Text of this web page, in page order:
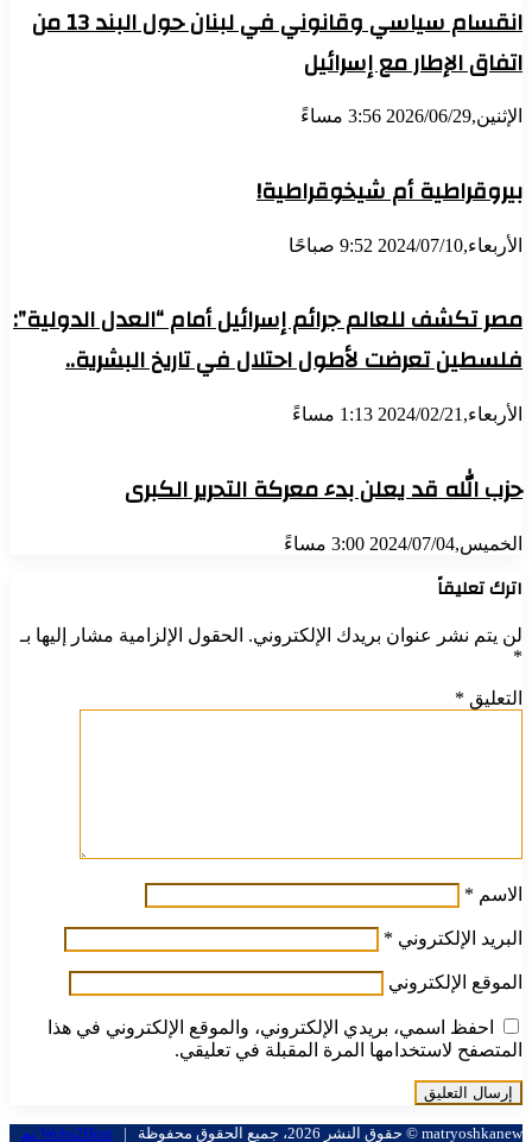
انقسام سياسي وقانوني في لبنان حول البند 13 من
اتفاق الإطار مع إسرائيل
الإثنين,2026/06/29 3:56 مساءً
بيروقراطية أم شيخوقراطية!
الأربعاء,2024/07/10 9:52 صباحًا
مصر تكشف للعالم جرائم إسرائيل أمام “العدل الدولية”:
فلسطين تعرضت لأطول احتلال في تاريخ البشرية..
الأربعاء,2024/02/21 1:13 مساءً
حزب الله قد يعلن بدء معركة التحرير الكبرى
الخميس,2024/07/04 3:00 مساءً
اترك تعليقاً
لن يتم نشر عنوان بريدك الإلكتروني. الحقول الإلزامية مشار إليها بـ
*
التعليق *
الاسم *
البريد الإلكتروني *
الموقع الإلكتروني
احفظ اسمي، بريدي الإلكتروني، والموقع الإلكتروني في هذا
المتصفح لاستخدامها المرة المقبلة في تعليقي.
matryoshkanew © حقوق النشر 2026، جميع الحقوق محفوظة | Webs2Host تم